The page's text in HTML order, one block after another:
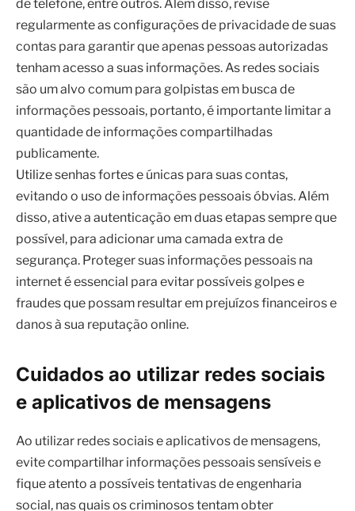
informações pessoais, portanto, é importante limitar a
quantidade de informações compartilhadas
publicamente.
Utilize senhas fortes e únicas para suas contas,
evitando o uso de informações pessoais óbvias. Além
disso, ative a autenticação em duas etapas sempre que
possível, para adicionar uma camada extra de
segurança. Proteger suas informações pessoais na
internet é essencial para evitar possíveis golpes e
fraudes que possam resultar em prejuízos financeiros e
danos à sua reputação online.
Cuidados ao utilizar redes sociais
e aplicativos de mensagens
evite compartilhar informações pessoais sensíveis e
fique atento a possíveis tentativas de engenharia
social, nas quais os criminosos tentam obter
psicológica. A engenharia social é uma tática comum
utilizada por golpistas para obter acesso a
informações pessoais, portanto, é importante estar